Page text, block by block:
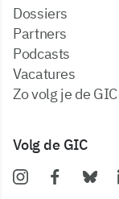
dossiers
partners
podcasts
vacatures
zo volg je de GIC
Volg de GIC